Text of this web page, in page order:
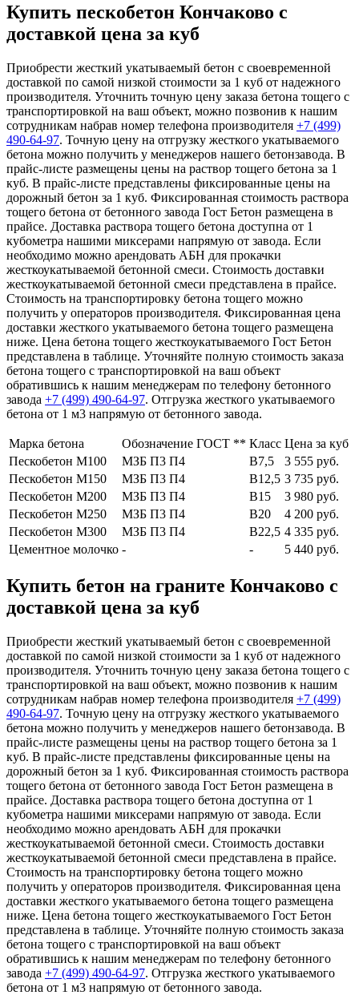
Купить пескобетон Кончаково с
доставкой цена за куб
Приобрести жесткий укатываемый бетон с своевременной
доставкой по самой низкой стоимости за 1 куб от надежного
производителя. Уточнить точную цену заказа бетона тощего с
транспортировкой на ваш объект, можно позвонив к нашим
сотрудникам набрав номер телефона производителя +7 (499)
490-64-97. Точную цену на отгрузку жесткого укатываемого
бетона можно получить у менеджеров нашего бетонзавода. В
прайс-листе размещены цены на раствор тощего бетона за 1
куб. В прайс-листе представлены фиксированные цены на
дорожный бетон за 1 куб. Фиксированная стоимость раствора
тощего бетона от бетонного завода Гост Бетон размещена в
прайсе. Доставка раствора тощего бетона доступна от 1
кубометра нашими миксерами напрямую от завода. Если
необходимо можно арендовать АБН для прокачки
жесткоукатываемой бетонной смеси. Стоимость доставки
жесткоукатываемой бетонной смеси представлена в прайсе.
Стоимость на транспортировку бетона тощего можно
получить у операторов производителя. Фиксированная цена
доставки жесткого укатываемого бетона тощего размещена
ниже. Цена бетона тощего жесткоукатываемого Гост Бетон
представлена в таблице. Уточняйте полную стоимость заказа
бетона тощего с транспортировкой на ваш объект
обратившись к нашим менеджерам по телефону бетонного
завода +7 (499) 490-64-97. Отгрузка жесткого укатываемого
бетона от 1 м3 напрямую от бетонного завода.
Марка бетона Обозначение ГОСТ ** Класс Цена за куб
Пескобетон М100
МЗБ П3 П4 В7,5
3 555 руб.
Пескобетон М150
МЗБ П3 П4 В12,5 3 735 руб.
Пескобетон М200
МЗБ П3 П4 В15
3 980 руб.
Пескобетон М250
МЗБ П3 П4 В20
4 200 руб.
Пескобетон М300
МЗБ П3 П4 В22,5 4 335 руб.
Цементное молочко - - 5 440 руб.
Купить бетон на граните Кончаково с
доставкой цена за куб
Приобрести жесткий укатываемый бетон с своевременной
доставкой по самой низкой стоимости за 1 куб от надежного
производителя. Уточнить точную цену заказа бетона тощего с
транспортировкой на ваш объект, можно позвонив к нашим
сотрудникам набрав номер телефона производителя +7 (499)
490-64-97. Точную цену на отгрузку жесткого укатываемого
бетона можно получить у менеджеров нашего бетонзавода. В
прайс-листе размещены цены на раствор тощего бетона за 1
куб. В прайс-листе представлены фиксированные цены на
дорожный бетон за 1 куб. Фиксированная стоимость раствора
тощего бетона от бетонного завода Гост Бетон размещена в
прайсе. Доставка раствора тощего бетона доступна от 1
кубометра нашими миксерами напрямую от завода. Если
необходимо можно арендовать АБН для прокачки
жесткоукатываемой бетонной смеси. Стоимость доставки
жесткоукатываемой бетонной смеси представлена в прайсе.
Стоимость на транспортировку бетона тощего можно
получить у операторов производителя. Фиксированная цена
доставки жесткого укатываемого бетона тощего размещена
ниже. Цена бетона тощего жесткоукатываемого Гост Бетон
представлена в таблице. Уточняйте полную стоимость заказа
бетона тощего с транспортировкой на ваш объект
обратившись к нашим менеджерам по телефону бетонного
завода +7 (499) 490-64-97. Отгрузка жесткого укатываемого
бетона от 1 м3 напрямую от бетонного завода.